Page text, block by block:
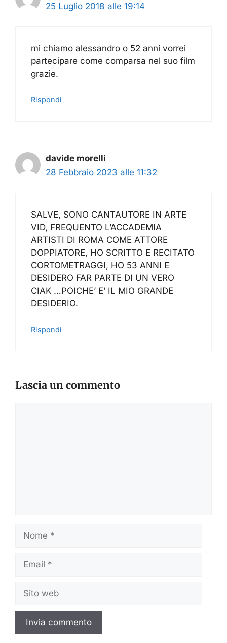
25 Luglio 2018 alle 19:14
mi chiamo alessandro o 52 anni vorrei
partecipare come comparsa nel suo film
grazie.
Rispondi
davide morelli
28 Febbraio 2023 alle 11:32
SALVE, SONO CANTAUTORE IN ARTE
VID, FREQUENTO L’ACCADEMIA
ARTISTI DI ROMA COME ATTORE
DOPPIATORE, HO SCRITTO E RECITATO
CORTOMETRAGGI, HO 53 ANNI E
DESIDERO FAR PARTE DI UN VERO
CIAK …POICHE’ E’ IL MIO GRANDE
DESIDERIO.
Rispondi
Lascia un commento
Nome
Email
Sito
web